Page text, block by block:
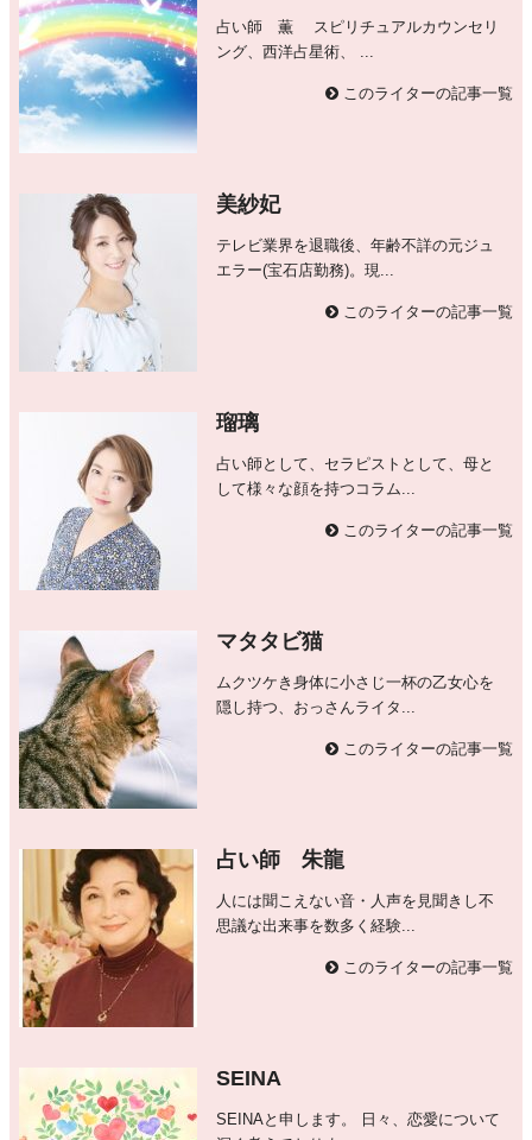
占い師 薫 スピリチュアルカウンセリ
ング、西洋占星術、 ...
このライターの記事一覧
美紗妃
テレビ業界を退職後、年齢不詳の元ジュ
エラー(宝石店勤務)。現...
このライターの記事一覧
瑠璃
占い師として、セラピストとして、母と
して様々な顔を持つコラム...
このライターの記事一覧
マタタビ猫
ムクツケき身体に小さじ一杯の乙女心を
隠し持つ、おっさんライタ...
このライターの記事一覧
占い師 朱龍
人には聞こえない音・人声を見聞きし不
思議な出来事を数多く経験...
このライターの記事一覧
SEINA
SEINAと申します。 日々、恋愛について